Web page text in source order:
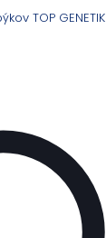
TOP GENETIK